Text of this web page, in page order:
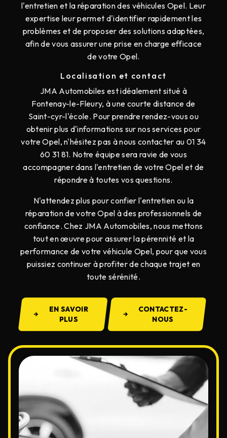
l'entretien et la réparation des véhicules Opel. Leur
expertise leur permet d'identifier rapidement les
problèmes et de proposer des solutions adaptées,
afin de vous assurer une prise en charge efficace
de votre Opel.
Localisation et contact
JMA Automobiles est idéalement situé à
Fontenay-le-Fleury, à une courte distance de
Saint-cyr-l'école. Pour prendre rendez-vous ou
obtenir plus d'informations sur nos services pour
votre Opel, n'hésitez pas à nous contacter au 01 34
60 31 81. Notre équipe sera ravie de vous
accompagner dans l'entretien de votre Opel et de
répondre à toutes vos questions.
N'attendez plus pour confier l'entretien ou la
réparation de votre Opel à des professionnels de
confiance. Chez JMA Automobiles, nous mettons
tout en œuvre pour assurer la pérennité et la
performance de votre véhicule Opel, pour que vous
puissiez continuer à profiter de chaque trajet en
toute sérénité.
EN SAVOIR
PLUS
CONTACTEZ-
NOUS